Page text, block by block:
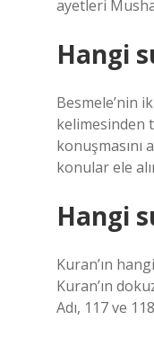
ayetleri
Hangi
Besmele’nin
kelimesinden
konuşmasını
konular ele
Hangi
Kuran’ın
Kuran’ın
Adı, 117 ve